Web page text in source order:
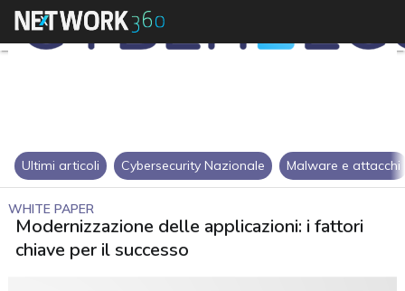
Ultimi articoli Cybersecurity Nazionale Malware e attacchi
WHITE PAPER
Modernizzazione delle applicazioni: i fattori
chiave per il successo